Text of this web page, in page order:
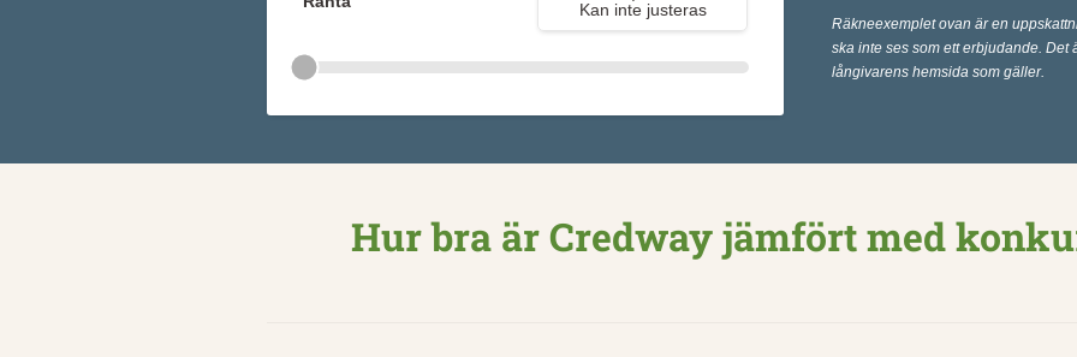
Kan inte justeras
Räkneexemplet ovan är en
ska inte ses som ett erbjudande. Det
långivarens hemsida som gäller.
Hur bra är Credway jämfört med